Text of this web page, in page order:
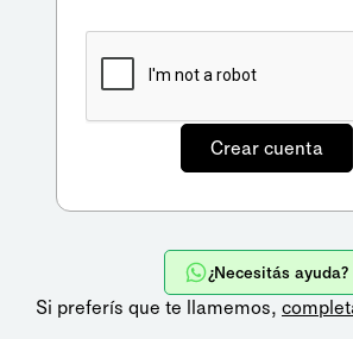
¿Necesitás ayuda?
Si preferís que te llamemos,